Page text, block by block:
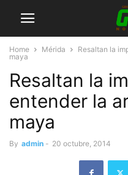
Home Mérida
Resaltan la
maya
Resaltan la
entender la
maya
By admin - 20 octubre, 2014